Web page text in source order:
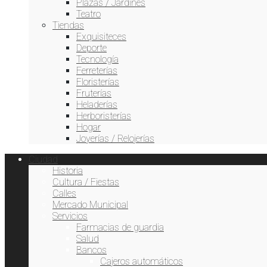
Plazas / Jardines
Teatro
Tiendas
Exquisiteces
Deporte
Tecnología
Ferreterías
Floristerías
Fruterías
Heladerías
Herboristerías
Hogar
Joyerías / Relojerías
Ciudad
Historia
Cultura / Fiestas
Calles
Mercado Municipal
Servicios
Farmacias de guardia
Salud
Bancos
Cajeros automáticos
Destacamos
Restaurante Chino